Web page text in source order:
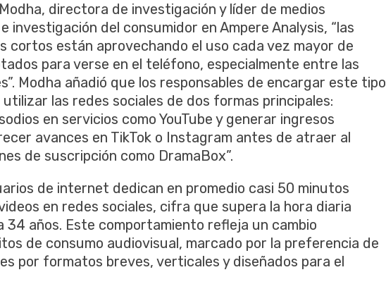
directora de investigación y líder de medios
investigación del consumidor en Ampere Analysis, “las
cortos están aprovechando el uso cada vez mayor de
para verse en el teléfono, especialmente entre las
Modha añadió que los responsables de encargar este tipo
las redes sociales de dos formas principales:
en servicios como YouTube y generar ingresos
avances en TikTok o Instagram antes de atraer al
de suscripción como DramaBox”.
de internet dedican en promedio casi 50 minutos
en redes sociales, cifra que supera la hora diaria
34 años. Este comportamiento refleja un cambio
de consumo audiovisual, marcado por la preferencia de
por formatos breves, verticales y diseñados para el